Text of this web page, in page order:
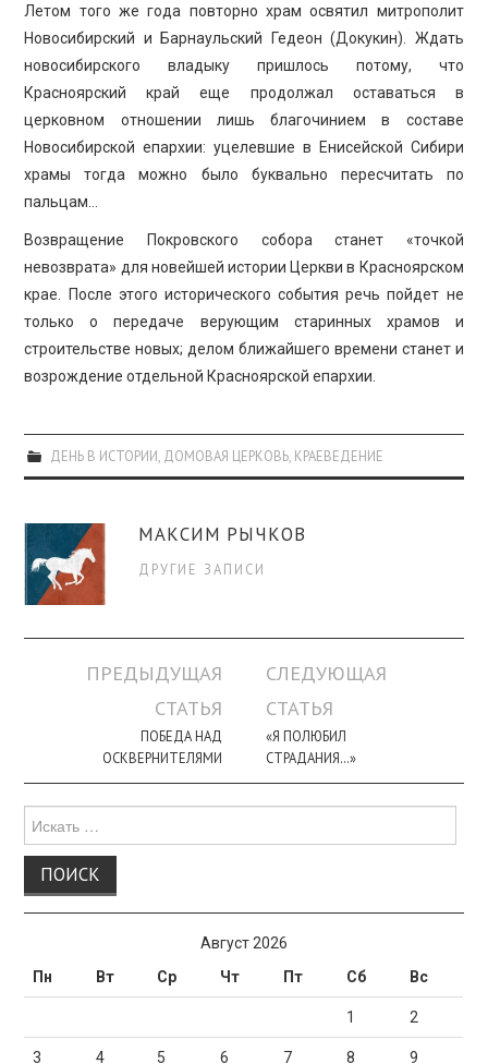
Летом того же года повторно храм освятил митрополит
Новосибирский и Барнаульский Гедеон (Докукин). Ждать
новосибирского владыку пришлось потому, что
Красноярский край еще продолжал оставаться в
церковном отношении лишь благочинием в составе
Новосибирской епархии: уцелевшие в Енисейской Сибири
храмы тогда можно было буквально пересчитать по
пальцам…
Возвращение Покровского собора станет «точкой
невозврата» для новейшей истории Церкви в Красноярском
крае. После этого исторического события речь пойдет не
только о передаче верующим старинных храмов и
строительстве новых; делом ближайшего времени станет и
возрождение отдельной Красноярской епархии.
ДЕНЬ В ИСТОРИИ ДОМОВАЯ ЦЕРКОВЬ, КРАЕВЕДЕНИЕ
МАКСИМ РЫЧКОВ
ДРУГИЕ ЗАПИСИ
Навигация
ПРЕДЫДУЩАЯ
СТАТЬЯ
ПОБЕДА НАД
ОСКВЕРНИТЕЛЯМИ
СЛЕДУЮЩАЯ
СТАТЬЯ
«Я ПОЛЮБИЛ
СТРАДАНИЯ…»
для:
Август 2026
Пн
Вт Ср Чт Пт Сб Вс
1 2
3 4 5 6 7 8 9